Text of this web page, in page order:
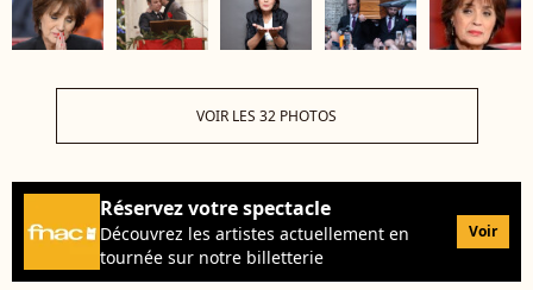
VOIR LES 32 PHOTOS
Réservez votre spectacle
Découvrez les artistes actuellement en
tournée sur notre billetterie
Voir